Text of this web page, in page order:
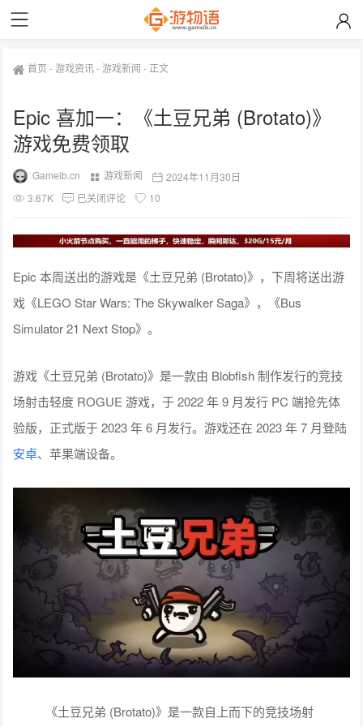
首页 -游戏资讯-游戏新闻 - 正文
Epic 喜加一：《土豆兄弟 (Brotato)》
游戏免费领取
Gameib.cn 游戏新闻
2024年11月30日
3.67K
已关闭评论 10
Epic 本周送出的游戏是《土豆兄弟 (Brotato)》，下周将送出游
戏《LEGO Star Wars: The Skywalker Saga》，《Bus
Simulator 21 Next Stop》。
游戏《土豆兄弟 (Brotato)》是一款由 Blobfish制作发行的竞技
场射击轻度 ROGUE 游戏，于 2022 年 9 月发行 PC 端抢先体
验版，正式版于 2023 年 6 月发行。游戏还在 2023 年 7 月登陆
安卓、苹果端设备。
《土豆兄弟 (Brotato)》是一款自上而下的竞技场射